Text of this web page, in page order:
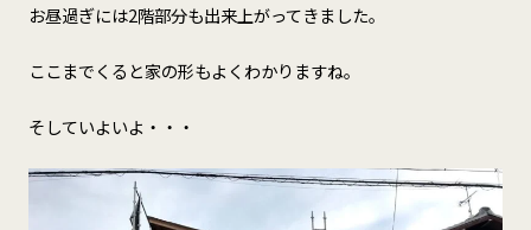
お昼過ぎには2階部分も出来上がってきました。
ここまでくると家の形もよくわかりますね。
そしていよいよ・・・